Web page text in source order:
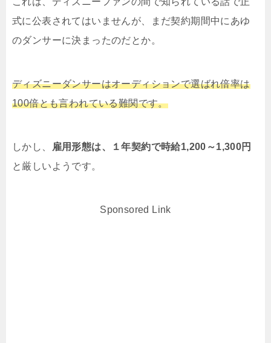
式に公表されてはいませんが、まだ契約期間中にあゆ
のダンサーに決まったのだとか。
ディズニーダンサーはオーディションで選ばれ倍率は
100倍とも言われている難関です。
しかし、
雇用形態は、１年契約で時給1,200～1,300円
と厳しいようです。
Sponsored Link